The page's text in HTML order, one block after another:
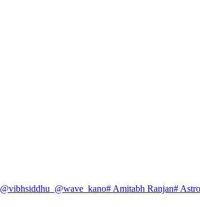
@vibhsiddhu_ @wave_kano# Amitabh Ranjan#